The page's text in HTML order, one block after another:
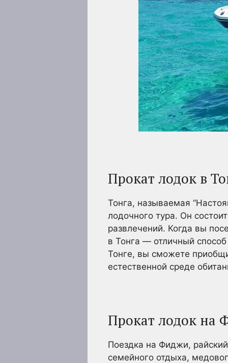
Прокат лодок в
Тонга, называемая
лодочного тура. Он
развлечений. Когда вы
в Тонга — отличный
Тонге, вы сможете
естественной среде
Прокат лодок на
Поездка на Фиджи,
семейного отдыха,